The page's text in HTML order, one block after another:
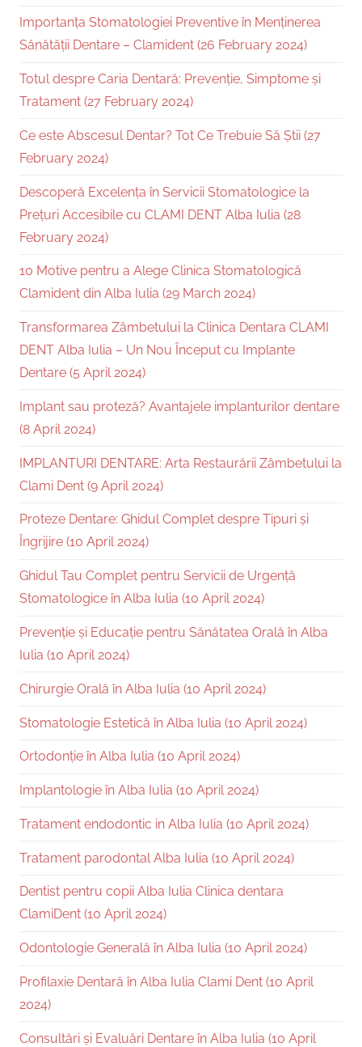
Importanța Stomatologiei Preventive în Menținerea
Sănătății Dentare – Clamident (26 February 2024)
Totul despre Caria Dentară: Prevenție, Simptome și
Tratament (27 February 2024)
Ce este Abscesul Dentar? Tot Ce Trebuie Să Știi (27
February 2024)
Descoperă Excelența în Servicii Stomatologice la
Prețuri Accesibile cu CLAMI DENT Alba Iulia (28
February 2024)
10 Motive pentru a Alege Clinica Stomatologică
Clamident din Alba Iulia (29 March 2024)
Transformarea Zâmbetului la Clinica Dentara CLAMI
DENT Alba Iulia – Un Nou Început cu Implante
Dentare (5 April 2024)
Implant sau proteză? Avantajele implanturilor dentare
(8 April 2024)
IMPLANTURI DENTARE: Arta Restaurării Zâmbetului la
Clami Dent (9 April 2024)
Proteze Dentare: Ghidul Complet despre Tipuri și
Îngrijire (10 April 2024)
Ghidul Tau Complet pentru Servicii de Urgență
Stomatologice în Alba Iulia (10 April 2024)
Prevenție și Educație pentru Sănătatea Orală în Alba
Iulia (10 April 2024)
Chirurgie Orală în Alba Iulia (10 April 2024)
Stomatologie Estetică în Alba Iulia (10 April 2024)
Ortodonție în Alba Iulia (10 April 2024)
Implantologie în Alba Iulia (10 April 2024)
Tratament endodontic in Alba Iulia (10 April 2024)
Tratament parodontal Alba Iulia (10 April 2024)
Dentist pentru copii Alba Iulia Clinica dentara
ClamiDent (10 April 2024)
Odontologie Generală în Alba Iulia (10 April 2024)
Profilaxie Dentară în Alba Iulia Clami Dent (10 April
2024)
Consultări și Evaluări Dentare în Alba Iulia (10 April